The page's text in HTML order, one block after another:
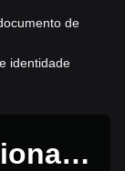
de
identidade